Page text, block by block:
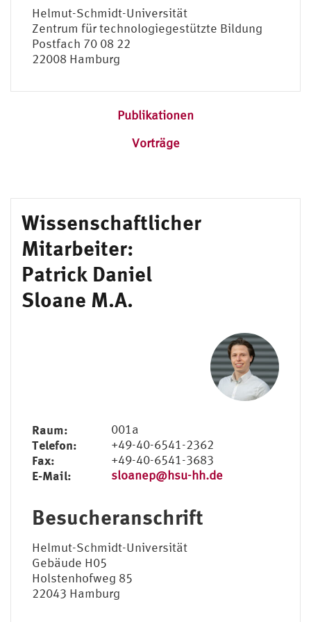
Helmut-Schmidt-Universität
Zentrum für technologiegestützte Bildung
Postfach 70 08 22
22008 Hamburg
Publikationen
Vorträge
Wissenschaftlicher
Mitarbeiter:
Patrick Daniel
Sloane M.A.
Raum: 001a
Telefon: +49-40-6541-2362
Fax: +49-40-6541-3683
E-Mail: sloanep@hsu-hh.de
Besucheranschrift
Helmut-Schmidt-Universität
Gebäude H05
Holstenhofweg 85
22043 Hamburg